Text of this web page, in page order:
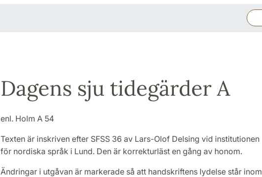
Dagens sju tidegärder A
enl. Holm A 54
Texten är inskriven efter SFSS 36 av Lars-Olof Delsing vid institutionen
för nordiska språk i Lund. Den är korrekturläst en gång av honom.
Ändringar i utgåvan är markerade så att handskriftens lydelse står inom